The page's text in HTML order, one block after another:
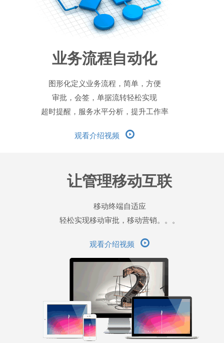
业务流程自动化
图形化定义业务流程，简单，方便
审批，会签，单据流转轻松实现
超时提醒，服务水平分析，提升工作率
观看介绍视频
让管理移动互联
移动终端自适应
轻松实现移动审批，移动营销。。。
观看介绍视频